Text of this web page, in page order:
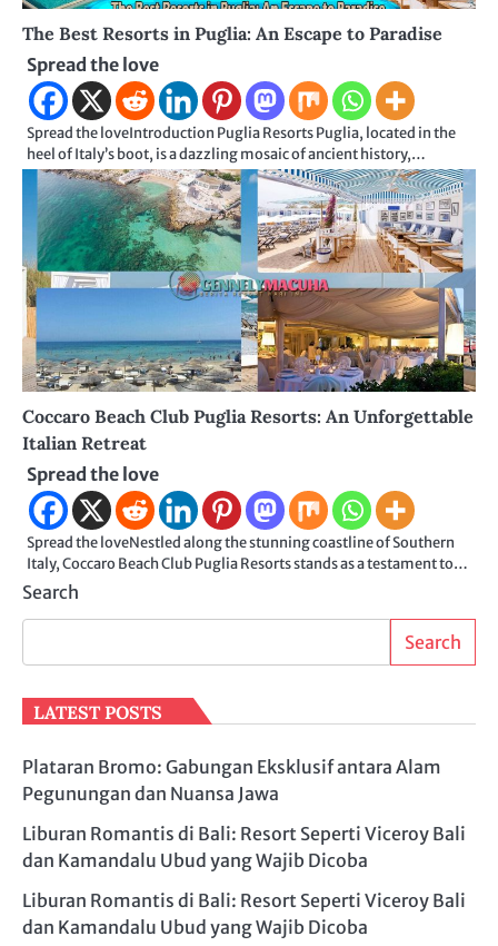
The Best Resorts in Puglia: An Escape to Paradise
Spread the love
Spread the loveIntroduction Puglia Resorts Puglia, located in the
heel of Italy’s boot, is a dazzling mosaic of ancient history,…
Coccaro Beach Club Puglia Resorts: An Unforgettable
Italian Retreat
Spread the love
Spread the loveNestled along the stunning coastline of Southern
Italy, Coccaro Beach Club Puglia Resorts stands as a testament to…
Search
Search
LATEST POSTS
Plataran Bromo: Gabungan Eksklusif antara Alam
Pegunungan dan Nuansa Jawa
Liburan Romantis di Bali: Resort Seperti Viceroy Bali
dan Kamandalu Ubud yang Wajib Dicoba
Liburan Romantis di Bali: Resort Seperti Viceroy Bali
dan Kamandalu Ubud yang Wajib Dicoba